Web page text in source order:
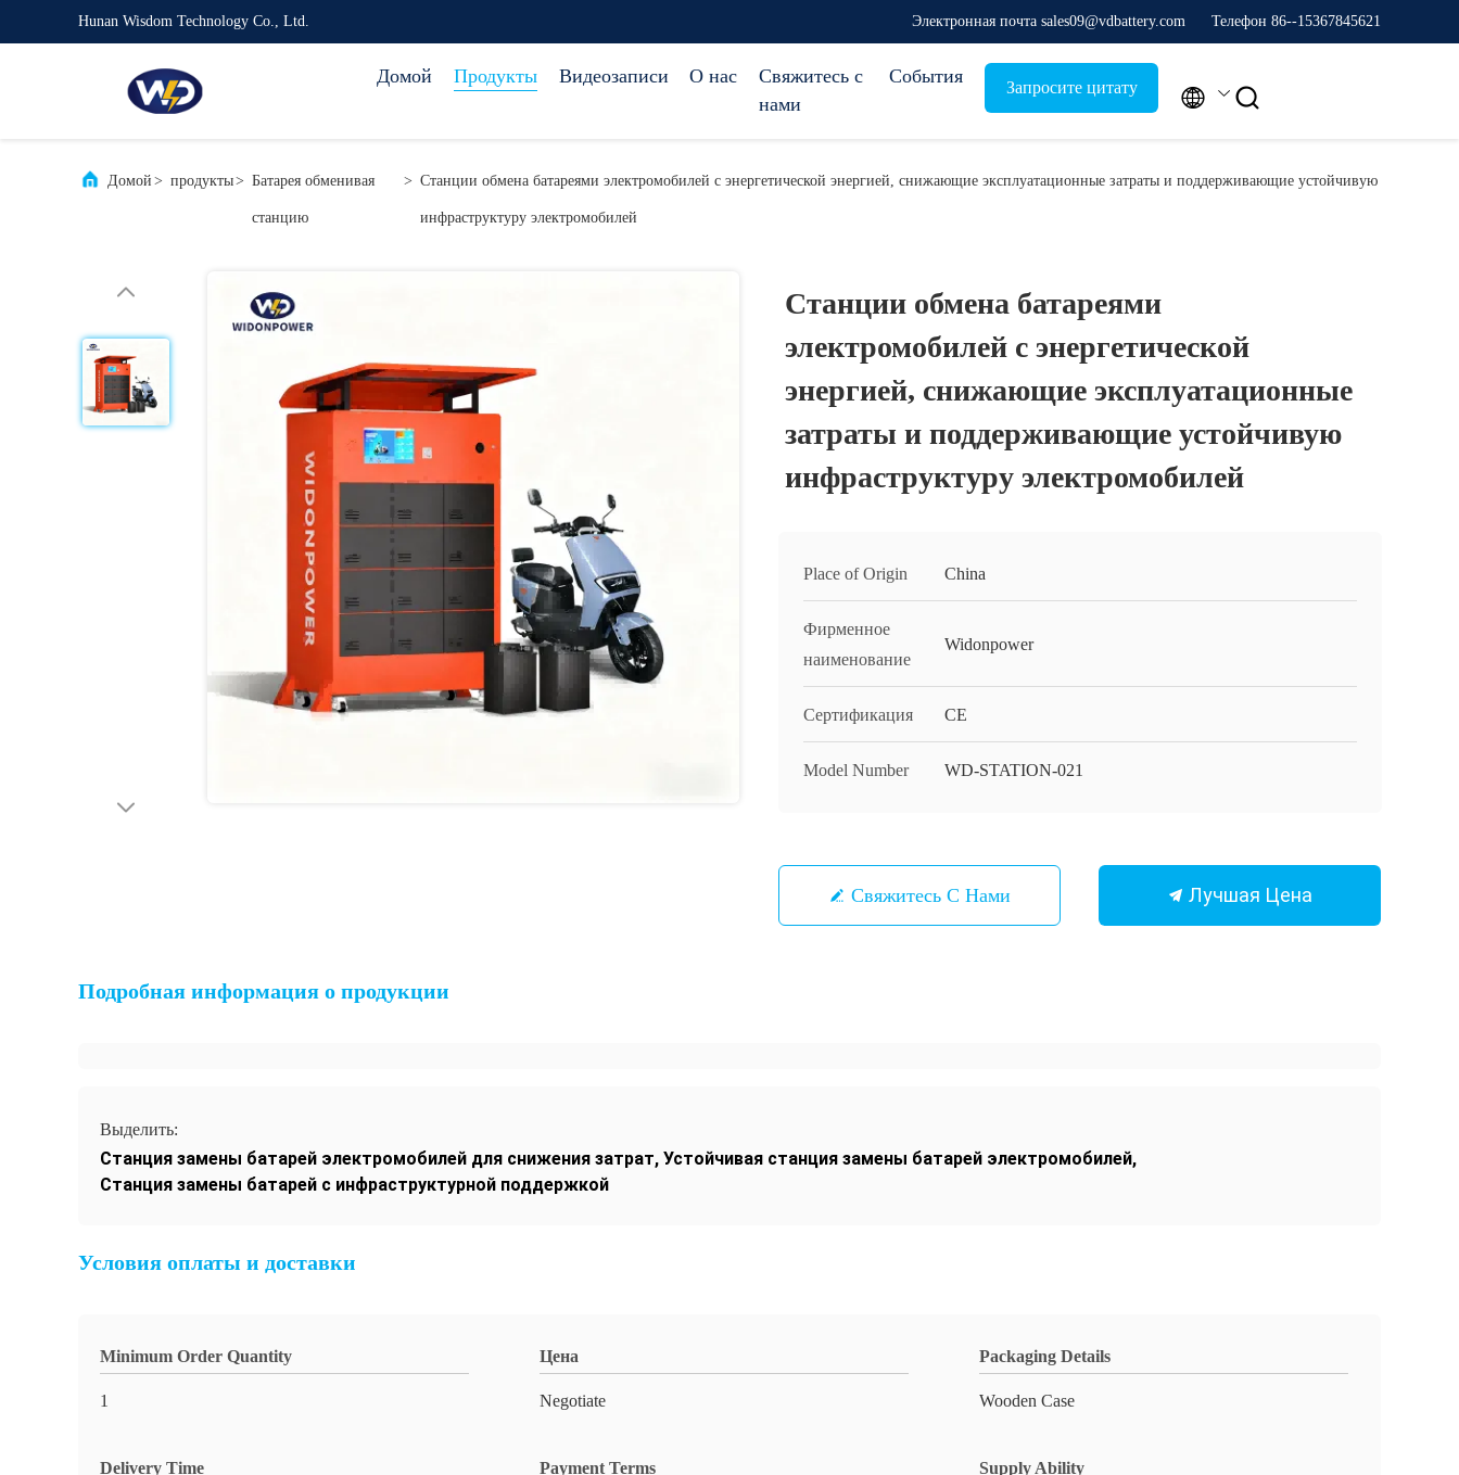
Hunan Wisdom Technology Co., Ltd. Электронная почта sales09@vdbattery.com Телефон 86--15367845621
Домой Продукты Видеозаписи О нас
Свяжитесь с
нами
События
Запросите цитату  
Домой > продукты> Батарея обменивая
станцию
> Станции обмена батареями электромобилей с энергетической энергией, снижающие эксплуатационные затраты и поддерживающие устойчивую
инфраструктуру электромобилей
Станции обмена батареями
электромобилей с энергетической
энергией, снижающие эксплуатационные
затраты и поддерживающие устойчивую
инфраструктуру электромобилей
Place of Origin China
Фирменное
наименование
Widonpower
Сертификация CE
Model Number WD-STATION-021
Свяжитесь С Нами Лучшая Цена
Подробная информация о продукции
Выделить:
Станция замены батарей электромобилей для снижения затрат, Устойчивая станция замены батарей электромобилей,
Станция замены батарей с инфраструктурной поддержкой
Условия оплаты и доставки
Minimum Order Quantity
1
Цена
Negotiate
Packaging Details
Wooden Case
Delivery Time Payment Terms Supply Ability